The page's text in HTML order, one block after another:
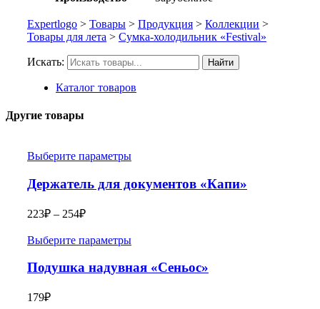
Expertlogo > Товары > Продукция > Коллекции >
Товары для лета > Сумка-холодильник «Festival»
Искать: Найти
Каталог товаров
Другие товары
Выберите параметры
Держатель для документов «Капи»
223₽ – 254₽
Выберите параметры
Подушка надувная «Сеньос»
179₽